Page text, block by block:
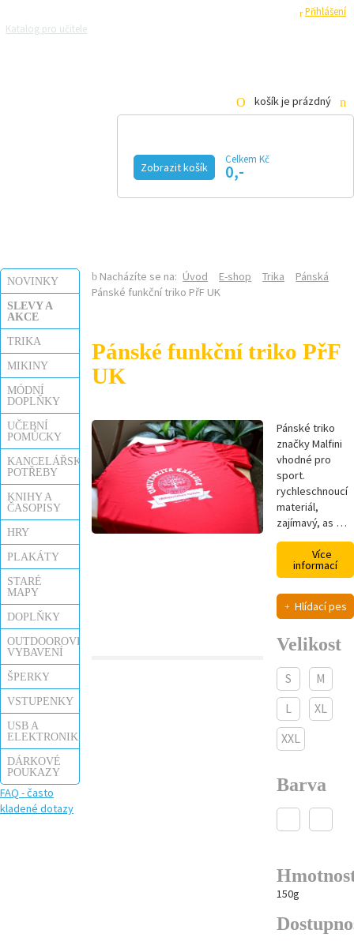
Přihlášení
Katalog pro učitele
košík je prázdný
Zobrazit košík
Celkem Kč
0,-
NOVINKY
SLEVY A
AKCE
TRIKA
MIKINY
MÓDNÍ
DOPLŇKY
UČEBNÍ
POMŮCKY
KANCELÁŘSKÉ
POTŘEBY
KNIHY A
ČASOPISY
HRY
PLAKÁTY
STARÉ
MAPY
DOPLŇKY
OUTDOOROVÉ
VYBAVENÍ
ŠPERKY
VSTUPENKY
USB A
ELEKTRONIKA
DÁRKOVÉ
POUKAZY
FAQ - často
kladené dotazy
Nacházíte se na: Úvod E-shop Trika
Pánská
Pánské funkční triko PřF UK
Pánské funkční triko PřF
UK
Pánské triko
značky Malfini
vhodné pro
sport.
rychleschnoucí
materiál,
zajímavý, as …
Více
informací
Hlídací pes
Velikost
S
M
L
XL
XXL
Barva
150g